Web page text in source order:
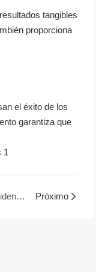
tangibles
proporciona
el éxito de los
garantiza que
Instalación de almacenamiento de energía residencial con baterías de litio LEMAX de 15 kWh e inversor Solis Próximo